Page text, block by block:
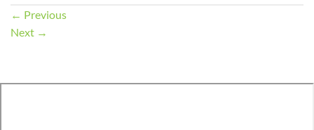
← Previous
Next →